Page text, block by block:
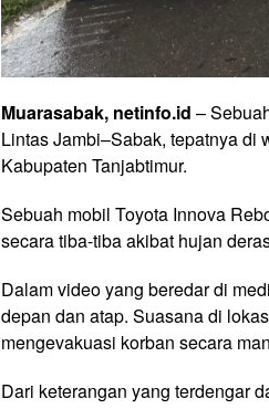
Muarasabak, netinfo.id –
Lintas Jambi–Sabak, tepatnya di
Kabupaten Tanjabtimur.
Sebuah mobil Toyota Innova
secara tiba-tiba akibat hujan
Dalam video yang beredar di
depan dan atap. Suasana di
mengevakuasi korban secara
Dari keterangan yang terdengar